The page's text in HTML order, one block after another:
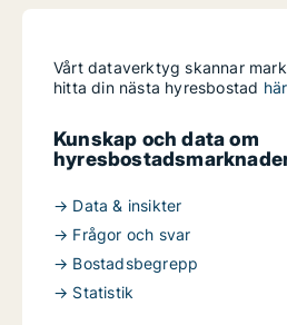
Vårt dataverktyg skannar
hitta din nästa hyresbostad här
Kunskap och data om
→ Data & insikter
→ Frågor och svar
→ Bostadsbegrepp
→ Statistik